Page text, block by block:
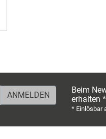
Beim
erhalten *
* Einlösbar